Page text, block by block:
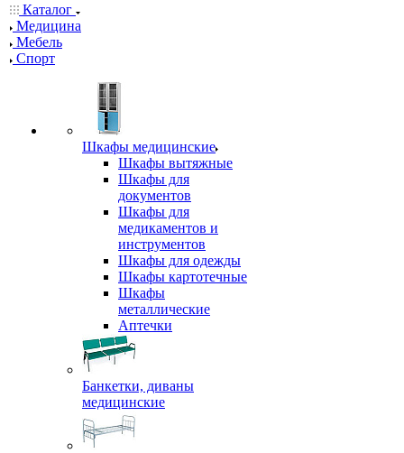
Каталог
Медицина
Мебель
Спорт
Шкафы медицинские
Шкафы вытяжные
Шкафы для
документов
Шкафы для
медикаментов и
инструментов
Шкафы для одежды
Шкафы картотечные
Шкафы
металлические
Аптечки
Банкетки, диваны
медицинские